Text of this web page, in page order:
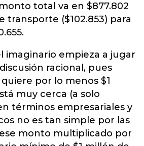
total va en $877.802
transporte ($102.853) para
imaginario empieza a jugar
racional, pues
por lo menos $1
muy cerca (a solo
términos empresariales y
no es tan simple por las
monto multiplicado por